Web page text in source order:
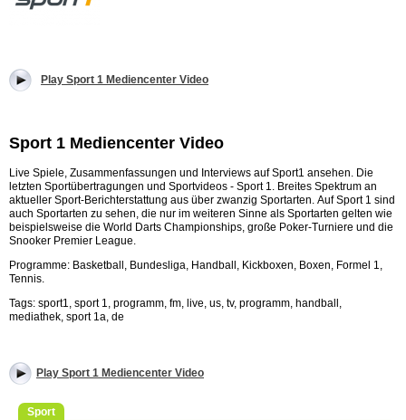
Play Sport 1 Mediencenter Video
Sport 1 Mediencenter Video
Live Spiele, Zusammenfassungen und Interviews auf Sport1 ansehen. Die
letzten Sportübertragungen und Sportvideos - Sport 1. Breites Spektrum an
aktueller Sport-Berichterstattung aus über zwanzig Sportarten. Auf Sport 1 sind
auch Sportarten zu sehen, die nur im weiteren Sinne als Sportarten gelten wie
beispielsweise die World Darts Championships, große Poker-Turniere und die
Snooker Premier League.
Programme: Basketball, Bundesliga, Handball, Kickboxen, Boxen, Formel 1,
Tennis.
Tags: sport1, sport 1, programm, fm, live, us, tv, programm, handball,
mediathek, sport 1a, de
Play Sport 1 Mediencenter Video
Sport